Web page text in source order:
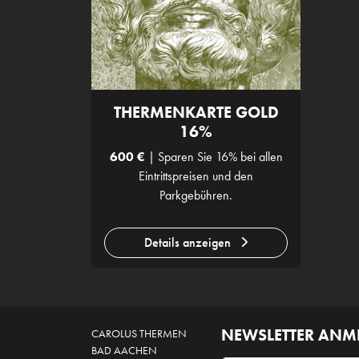
THERMENKARTE GOLD
16%
600 € | Sparen Sie 16% bei allen
Eintrittspreisen und den
Parkgebühren.
Details anzeigen
CAROLUS THERMEN
BAD AACHEN
NEWSLETTER